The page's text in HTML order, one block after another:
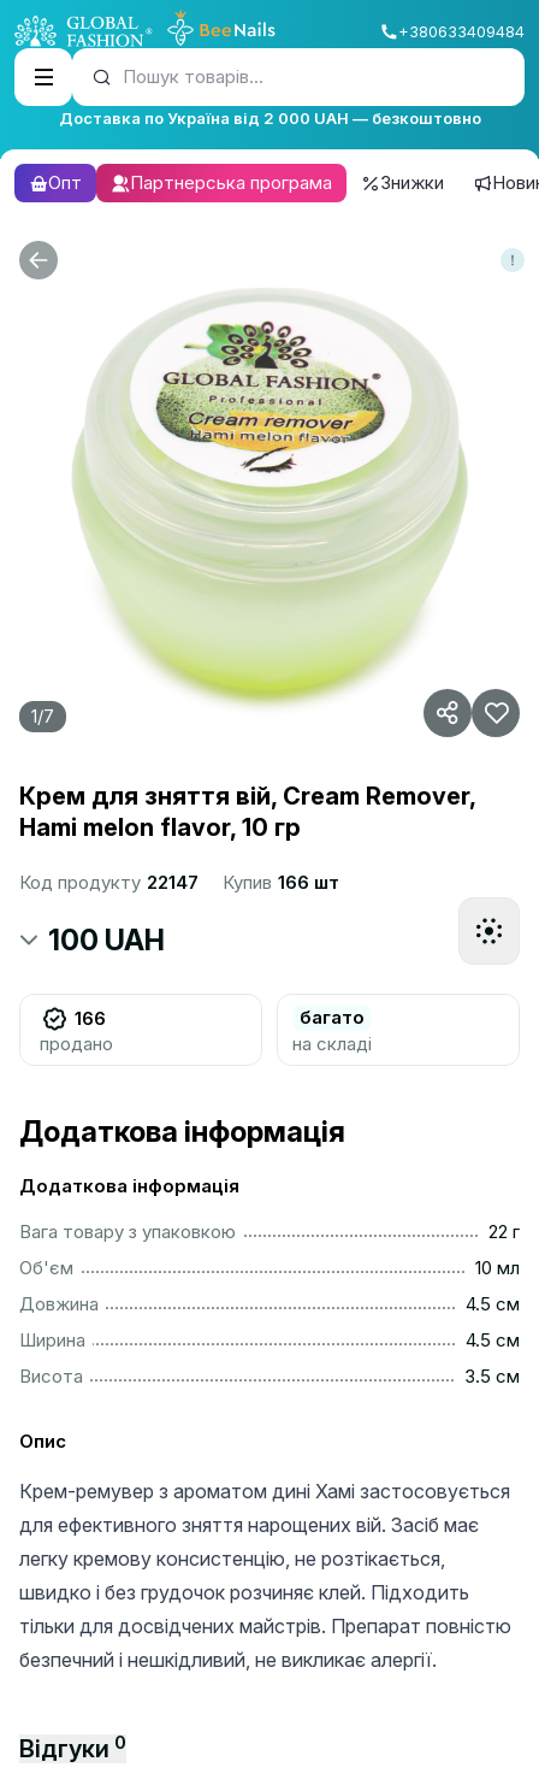
+380633409484
Пошук товарів...
Доставка по Україна від 2 000 UAH — безкоштовно
Опт Партнерська програма Знижки
1/7
Крем для зняття вій, Cream Remover,
Hami melon flavor, 10 гр
Код продукту 22147 Купив 166 шт
100 UAH
166
продано
багато
на складі
Додаткова інформація
Додаткова інформація
Вага товару з упаковкою
22 г
Об'єм
10 мл
Довжина
4.5 см
Ширина
4.5 см
Висота
3.5 см
Опис
Крем-ремувер з ароматом дині Хамі застосовується
для ефективного зняття нарощених вій. Засіб має
легку кремову консистенцію, не розтікається,
швидко і без грудочок розчиняє клей. Підходить
тільки для досвідчених майстрів. Препарат повністю
безпечний і нешкідливий, не викликає алергії.
Відгуки 0